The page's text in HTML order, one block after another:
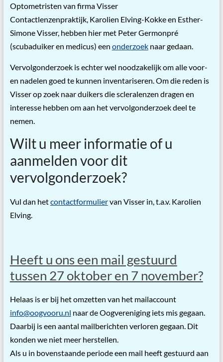
Optometristen van firma Visser
Contactlenzenpraktijk, Karolien Elving-Kokke en Esther-
Simone Visser, hebben hier met Peter Germonpré
(scubaduiker en medicus) een onderzoeknaar gedaan.
Vervolgonderzoek is echter wel noodzakelijk om alle voor-
en nadelen goed te kunnen inventariseren. Om die reden is
Visser op zoek naar duikers die scleralenzen dragen en
interesse hebben om aan het vervolgonderzoek deel te
nemen.
Wilt u meer informatie of u
aanmelden voor dit
vervolgonderzoek?
Vul dan hetcontactformuliervan Visser in, t.a.v. Karolien
Elving.
Heeft u ons een mail gestuurd
tussen 27 oktober en 7 november?
Helaas is er bij het omzetten van het mailaccount
info@oogvooru.nl naar de Oogvereniging iets mis gegaan.
Daarbij is een aantal mailberichten verloren gegaan. Dit
konden we niet meer herstellen.
Als u in bovenstaande periode een mail heeft gestuurd aan